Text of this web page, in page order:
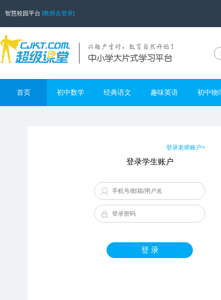
智慧校园平台 [教师去登录]
首页 初中数学 经典语文 趣味英语 初中物
登录老师账户>
登录学生账户
登 录